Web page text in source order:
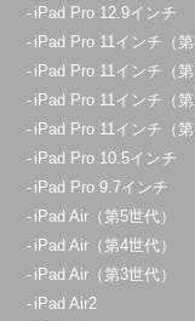
アクセス
久喜菖蒲店
10：00～21：00
年中無休
070-1271-
アクセス
大宮店
iPad Pro 12.9インチ
iPad Pro 11インチ（第
iPad Pro 11インチ（第
iPad Pro 11インチ（第
iPad Pro 11インチ（第
iPad Pro 10.5インチ
iPad Pro 9.7インチ
iPad Air（第5世代）
iPad Air（第4世代）
iPad Air（第3世代）
iPad Air2